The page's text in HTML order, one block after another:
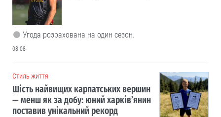
Угода розрахована на один сезон.
08.08
Cтиль життя
Шість найвищих карпатських вершин
— менш як за добу: юний харків’янин
поставив унікальний рекорд